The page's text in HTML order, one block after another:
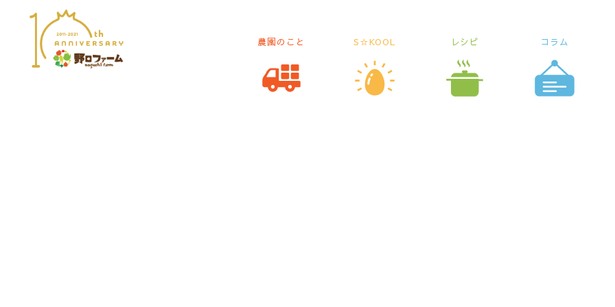
農園のこと S☆KOOL レシピ コラム